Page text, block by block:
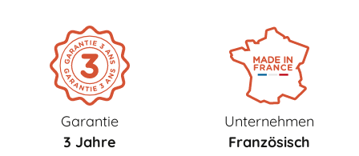
Garantie
3 Jahre
Unternehmen
Französisch